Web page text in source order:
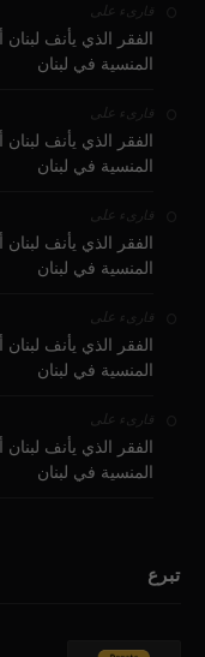
قارىء على
الفقر الذي يأنف
المنسية في لبنان
قارىء على
الفقر الذي يأنف
المنسية في لبنان
قارىء على
الفقر الذي يأنف
المنسية في لبنان
قارىء على
الفقر الذي يأنف
المنسية في لبنان
قارىء على
الفقر الذي يأنف
المنسية في لبنان
تبرع